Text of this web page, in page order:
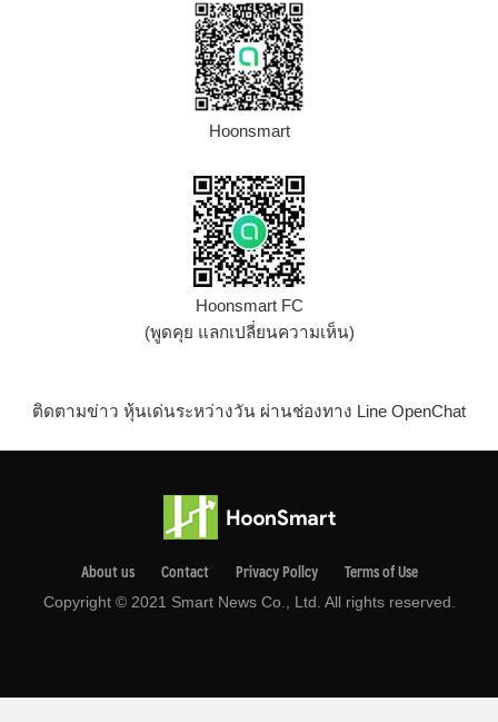
Hoonsmart
Hoonsmart FC
(พูดคุย แลกเปลี่ยนความเห็น)
ติดตามข่าว หุ้นเด่นระหว่างวัน ผ่านช่องทาง Line OpenChat
About us Contact Privacy Pollcy Terms of Use
Copyright © 2021 Smart News Co., Ltd. All rights reserved.